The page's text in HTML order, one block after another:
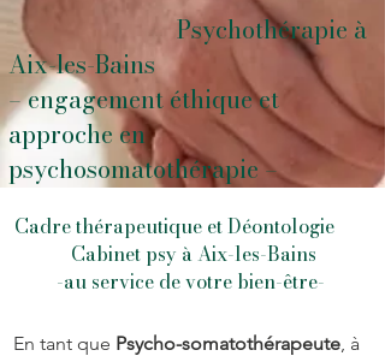
Psychothérapie à
Aix-les-Bains
– engagement éthique et
approche en
psychosomatothérapie –
thérapeutique et Déontologie
psy à Aix-les-Bains
de votre bien-être-
En tant que Psycho-somatothérapeute, à